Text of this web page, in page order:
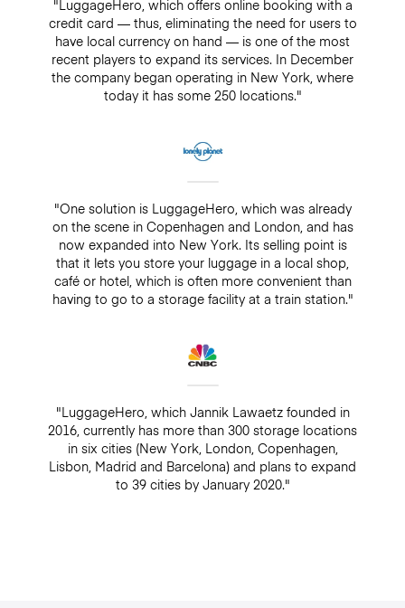
"LuggageHero, which offers online booking with a
credit card — thus, eliminating the need for users to
have local currency on hand — is one of the most
recent players to expand its services. In December
the company began operating in New York, where
today it has some 250 locations."
"One solution is LuggageHero, which was already
on the scene in Copenhagen and London, and has
now expanded into New York. Its selling point is
that it lets you store your luggage in a local shop,
café or hotel, which is often more convenient than
having to go to a storage facility at a train station."
"LuggageHero, which Jannik Lawaetz founded in
2016, currently has more than 300 storage locations
in six cities (New York, London, Copenhagen,
Lisbon, Madrid and Barcelona) and plans to expand
to 39 cities by January 2020."